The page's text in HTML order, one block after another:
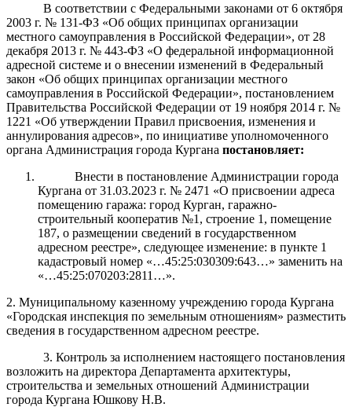
В соответствии с Федеральными законами от 6 октября
2003 г. № 131-ФЗ «Об общих принципах организации
местного самоуправления в Российской Федерации», от 28
декабря 2013 г. № 443-ФЗ «О федеральной информационной
адресной системе и о внесении изменений в Федеральный
закон «Об общих принципах организации местного
самоуправления в Российской Федерации», постановлением
Правительства Российской Федерации от 19 ноября 2014 г. №
1221 «Об утверждении Правил присвоения, изменения и
аннулирования адресов», по инициативе уполномоченного
органа Администрация города Кургана постановляет:
Внести в постановление Администрации города
Кургана от 31.03.2023 г. № 2471 «О присвоении адреса
помещению гаража: город Курган, гаражно-
строительный кооператив №1, строение 1, помещение
187, о размещении сведений в государственном
адресном реестре», следующее изменение: в пункте 1
кадастровый номер «…45:25:030309:643…» заменить на
«…45:25:070203:2811…».
2. Муниципальному казенному учреждению города Кургана
«Городская инспекция по земельным отношениям» разместить
сведения в государственном адресном реестре.
3. Контроль за исполнением настоящего постановления
возложить на директора Департамента архитектуры,
строительства и земельных отношений Администрации
города Кургана Юшкову Н.В.